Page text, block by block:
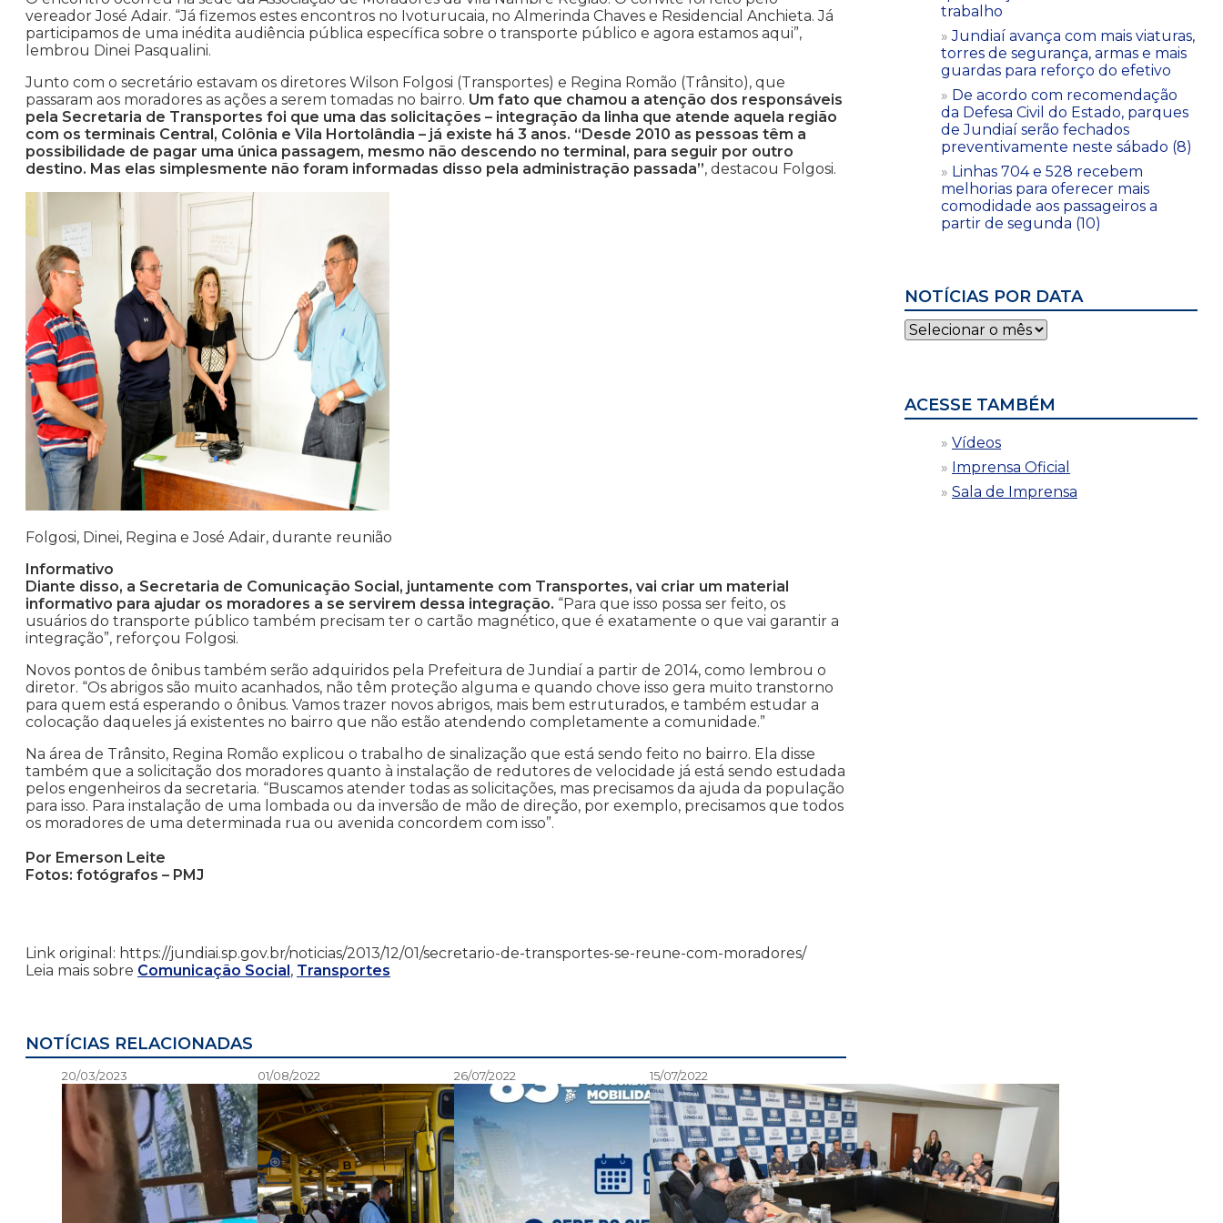
vereador José Adair. “Já fizemos estes encontros no Ivoturucaia, no Almerinda Chaves e Residencial Anchieta. Já
participamos de uma inédita audiência pública específica sobre o transporte público e agora estamos aqui”,
lembrou Dinei Pasqualini.
Junto com o secretário estavam os diretores Wilson Folgosi (Transportes) e Regina Romão (Trânsito), que
passaram aos moradores as ações a serem tomadas no bairro. Um fato que chamou a atenção dos responsáveis
pela Secretaria de Transportes foi que uma das solicitações – integração da linha que atende aquela região
com os terminais Central, Colônia e Vila Hortolândia – já existe há 3 anos. “Desde 2010 as pessoas têm a
possibilidade de pagar uma única passagem, mesmo não descendo no terminal, para seguir por outro
destino. Mas elas simplesmente não foram informadas disso pela administração passada”, destacou Folgosi.
Folgosi, Dinei, Regina e José Adair, durante reunião
Informativo
Diante disso, a Secretaria de Comunicação Social, juntamente com Transportes, vai criar um material
informativo para ajudar os moradores a se servirem dessa integração. “Para que isso possa ser feito, os
usuários do transporte público também precisam ter o cartão magnético, que é exatamente o que vai garantir a
integração”, reforçou Folgosi.
Novos pontos de ônibus também serão adquiridos pela Prefeitura de Jundiaí a partir de 2014, como lembrou o
diretor. “Os abrigos são muito acanhados, não têm proteção alguma e quando chove isso gera muito transtorno
para quem está esperando o ônibus. Vamos trazer novos abrigos, mais bem estruturados, e também estudar a
colocação daqueles já existentes no bairro que não estão atendendo completamente a comunidade.”
Na área de Trânsito, Regina Romão explicou o trabalho de sinalização que está sendo feito no bairro. Ela disse
também que a solicitação dos moradores quanto à instalação de redutores de velocidade já está sendo estudada
pelos engenheiros da secretaria. “Buscamos atender todas as solicitações, mas precisamos da ajuda da população
para isso. Para instalação de uma lombada ou da inversão de mão de direção, por exemplo, precisamos que todos
os moradores de uma determinada rua ou avenida concordem com isso”.
Por Emerson Leite
Fotos: fotógrafos – PMJ
Link original: https://jundiai.sp.gov.br/noticias/2013/12/01/secretario-de-transportes-se-reune-com-moradores/
Leia mais sobre Comunicação Social, Transportes
NOTÍCIAS RELACIONADAS
20/03/2023 01/08/2022 26/07/2022 15/07/2022
trabalho
Jundiaí avança com mais viaturas,
torres de segurança, armas e mais
guardas para reforço do efetivo
De acordo com recomendação
da Defesa Civil do Estado, parques
de Jundiaí serão fechados
preventivamente neste sábado (8)
Linhas 704 e 528 recebem
melhorias para oferecer mais
comodidade aos passageiros a
partir de segunda (10)
NOTÍCIAS POR DATA
Notícias
por
ACESSE TAMBÉM
Vídeos
Imprensa Oficial
Sala de Imprensa